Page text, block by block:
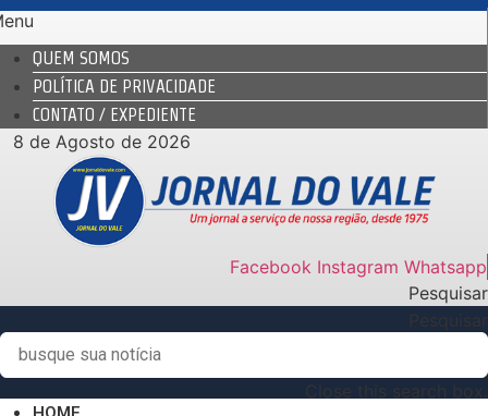
Ir
para
conteúdo
QUEM SOMOS
POLÍTICA DE PRIVACIDADE
CONTATO / EXPEDIENTE
8 de Agosto de 2026
Facebook Instagram Whatsapp
Pesquisar
Pesquisar
Close this search box.